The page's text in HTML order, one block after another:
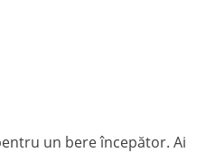
un bere începător. Ai